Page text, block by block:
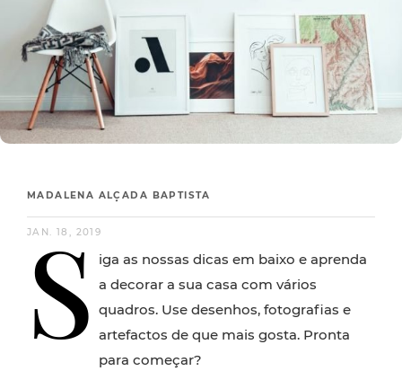
MADALENA ALÇADA BAPTISTA
JAN. 18, 2019
S iga as nossas dicas em baixo e aprenda
a decorar a sua casa com vários
quadros. Use desenhos, fotografias e
artefactos de que mais gosta. Pronta
para começar?